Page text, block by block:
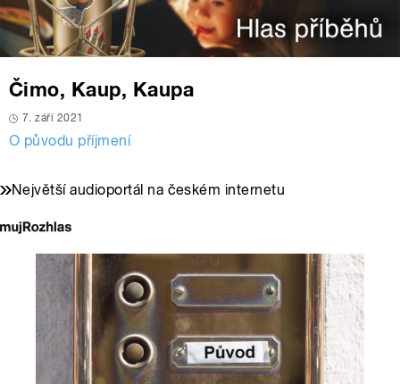
Čimo, Kaup, Kaupa
7. září 2021
O původu příjmení
Největší audioportál na českém internetu